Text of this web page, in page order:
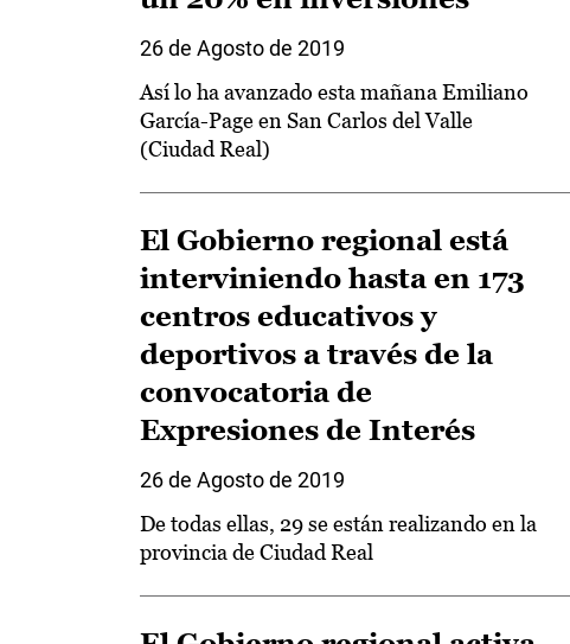
26 de Agosto de 2019
Así lo ha avanzado esta mañana Emiliano
García-Page en San Carlos del Valle
(Ciudad Real)
El Gobierno regional está
interviniendo hasta en 173
centros educativos y
deportivos a través de la
convocatoria de
Expresiones de Interés
26 de Agosto de 2019
De todas ellas, 29 se están realizando en la
provincia de Ciudad Real